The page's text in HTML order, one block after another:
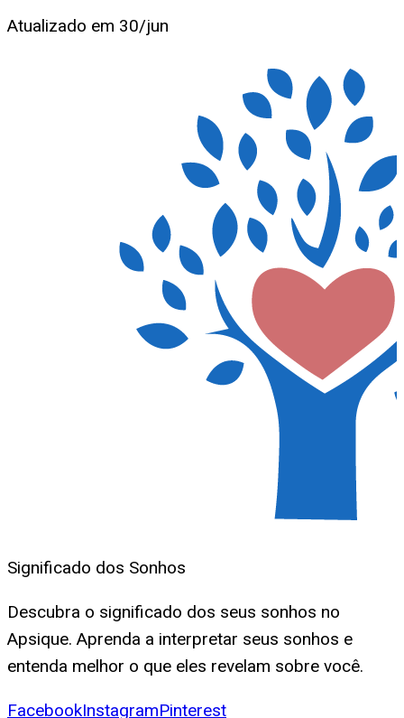
Atualizado em 30/jun
Significado dos Sonhos
Descubra o significado dos seus sonhos no
Apsique. Aprenda a interpretar seus sonhos e
entenda melhor o que eles revelam sobre você.
FacebookInstagramPinterest